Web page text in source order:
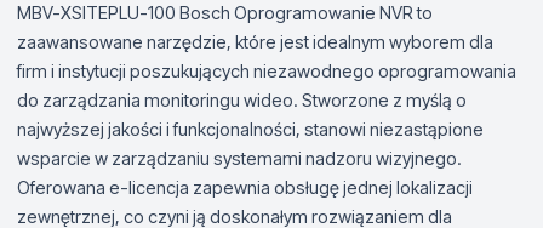
MBV-XSITEPLU-100 Bosch Oprogramowanie NVR to
zaawansowane narzędzie, które jest idealnym wyborem dla
firm i instytucji poszukujących niezawodnego oprogramowania
do zarządzania monitoringu wideo. Stworzone z myślą o
najwyższej jakości i funkcjonalności, stanowi niezastąpione
wsparcie w zarządzaniu systemami nadzoru wizyjnego.
Oferowana e-licencja zapewnia obsługę jednej lokalizacji
zewnętrznej, co czyni ją doskonałym rozwiązaniem dla